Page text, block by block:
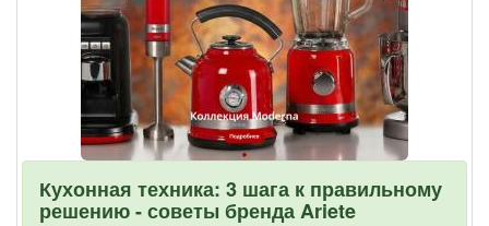
Кухонная техника: 3 шага к правильному
решению - советы бренда Ariete